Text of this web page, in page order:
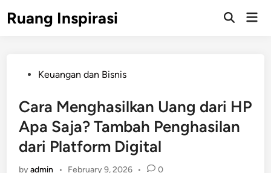
toRuang Inspirasi
PostedKeuangan dan Bisnis
Cara Menghasilkan Uang dari HP
Apa Saja? Tambah Penghasilan
dari Platform Digital
byadmin • February 9, 2026 • 0